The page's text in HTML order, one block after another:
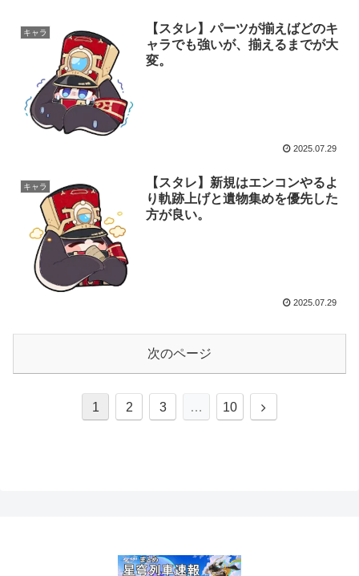
キャラ
【スタレ】パーツが揃えばどのキ
ャラでも強いが、揃えるまでが大
変。
2025.07.29
キャラ
【スタレ】新規はエンコンやるよ
り軌跡上げと遺物集めを優先した
方が良い。
2025.07.29
次のページ
1 2 3 … 10
次